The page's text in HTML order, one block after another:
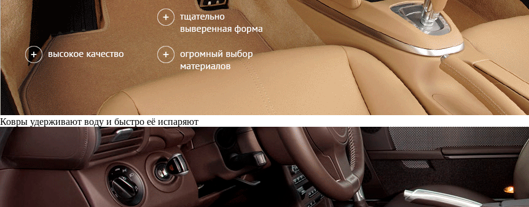
Ковры удерживают воду и быстро её испаряют